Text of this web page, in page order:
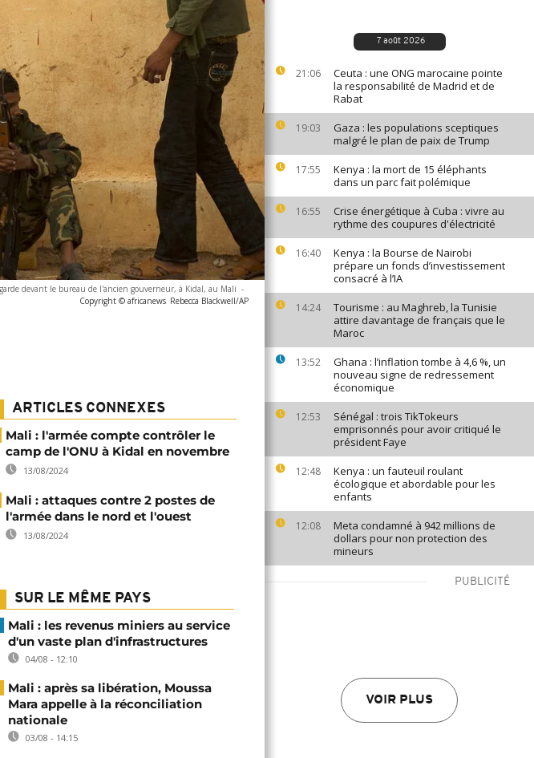
7 août 2026
21:06
Ceuta : une ONG marocaine pointe
la responsabilité de Madrid et de
Rabat
19:03
Gaza : les populations sceptiques
malgré le plan de paix de Trump
17:55
Kenya : la mort de 15 éléphants
dans un parc fait polémique
16:55
Crise énergétique à Cuba : vivre au
rythme des coupures d'électricité
16:40
Kenya : la Bourse de Nairobi
prépare un fonds d’investissement
consacré à l’IA
14:24
Tourisme : au Maghreb, la Tunisie
attire davantage de français que le
Maroc
13:52
Ghana : l’inflation tombe à 4,6 %, un
nouveau signe de redressement
économique
12:53
Sénégal : trois TikTokeurs
emprisonnés pour avoir critiqué le
président Faye
12:48
Kenya : un fauteuil roulant
écologique et abordable pour les
enfants
12:08
Meta condamné à 942 millions de
dollars pour non protection des
mineurs
PUBLICITÉ
VOIR PLUS
devant le bureau de l'ancien gouverneur, à Kidal, au Mali -
Copyright © africanews Rebecca Blackwell/AP
ARTICLES CONNEXES
Mali : l'armée compte contrôler le
camp de l'ONU à Kidal en novembre
13/08/2024
Mali : attaques contre 2 postes de
l'armée dans le nord et l'ouest
13/08/2024
SUR LE MÊME PAYS
Mali : les revenus miniers au service
d'un vaste plan d'infrastructures
04/08 - 12:10
Mali : après sa libération, Moussa
Mara appelle à la réconciliation
nationale
03/08 - 14:15